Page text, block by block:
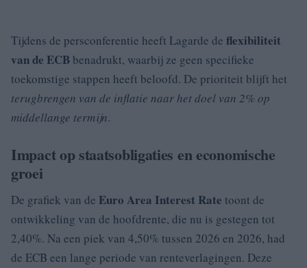
Tijdens de persconferentie heeft Lagarde de flexibiliteit
van de ECB benadrukt, waarbij ze geen specifieke
toekomstige stappen heeft beloofd. De prioriteit blijft het
terugbrengen van de inflatie naar het doel van 2% op
middellange termijn.
Impact op staatsobligaties en economische
groei
De grafiek van de Euro Area Interest Rate toont de
ontwikkeling van de hoofdrente, die nu is gestegen tot
2,40%. Na een piek van 4,50% tussen 2026 en 2026, had
de ECB een lange periode van renteverlagingen. Deze